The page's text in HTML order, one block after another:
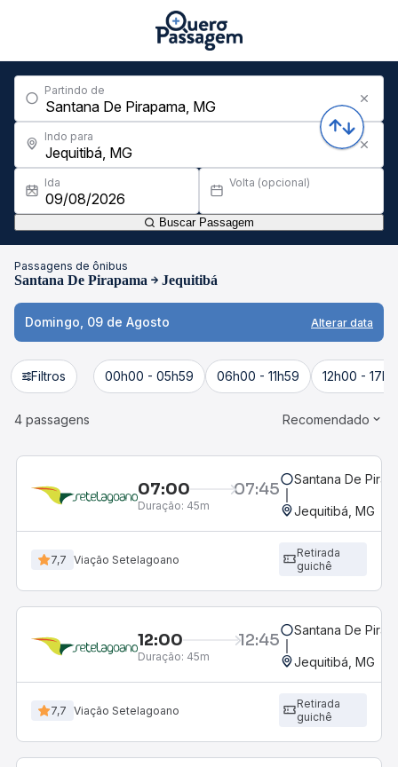
Partindo de
Indo para
Ida Volta (opcional)
Buscar Passagem
Passagens de ônibus
Santana De Pirapama Jequitibá
Domingo, 09 de Agosto Alterar data
Filtros 00h00 - 05h59 06h00 - 11h59 12h00 -
4 passagens Recomendado
07:00 07:45
Duração: 45m
Santana De
Jequitibá, MG
7,7 Viação Setelagoano
Retirada
guichê
12:00 12:45
Duração: 45m
Santana De
Jequitibá, MG
7,7 Viação Setelagoano
Retirada
guichê